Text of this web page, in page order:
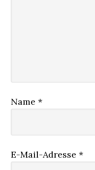
Name*
E-Mail-Adresse*